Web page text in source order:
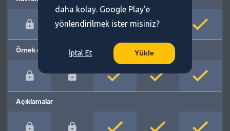
Örnek cümleler
Açıklamalar
daha kolay. Google Play'e
yönlendirilmek ister misiniz?
İptal Et Yükle